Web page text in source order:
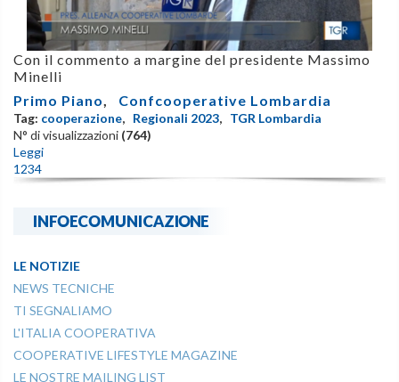
Con il commento a margine del presidente Massimo
Minelli
Primo Piano, Confcooperative Lombardia
Tag: cooperazione, Regionali 2023, TGR Lombardia
N° di visualizzazioni (764)
Leggi
1 234
INFOECOMUNICAZIONE
LE NOTIZIE
NEWS TECNICHE
TI SEGNALIAMO
L'ITALIA COOPERATIVA
COOPERATIVE LIFESTYLE MAGAZINE
LE NOSTRE MAILING LIST